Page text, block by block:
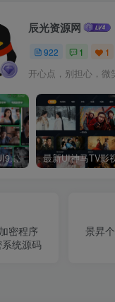
辰光资源网
922 1 1
开心点，别担心，微
2026最新版绿豆UI9双端影视APP源码
密程序
统源码
景昇